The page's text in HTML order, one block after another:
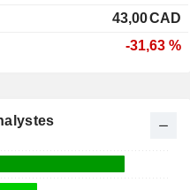
43,00CAD
-31,63 %